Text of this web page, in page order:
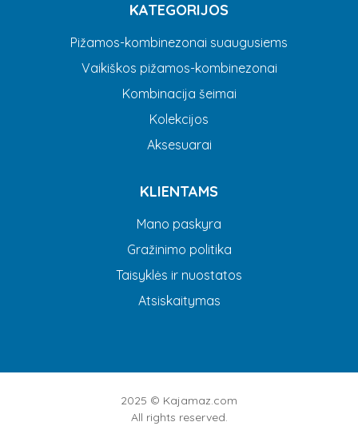
KATEGORIJOS
Pižamos-kombinezonai suaugusiems
Vaikiškos pižamos-kombinezonai
Kombinacija šeimai
Kolekcijos
Aksesuarai
KLIENTAMS
Mano paskyra
Gražinimo politika
Taisyklės ir nuostatos
Atsiskaitymas
2025 © Kajamaz.com
All rights reserved.